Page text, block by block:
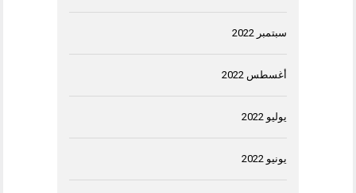
سبتمبر 2022
أغسطس 2022
يوليو 2022
يونيو 2022